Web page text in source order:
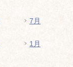
7月
1月